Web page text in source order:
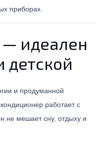
приборах.
— идеален
детской
и продуманной
работает с
мешает сну, отдыху и